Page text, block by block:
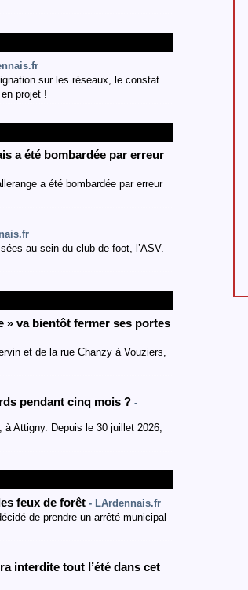
sur les réseaux, le constat
projet !
a été bombardée par erreur
a été bombardée par erreur
au sein du club de foot, l’ASV.
» va bientôt fermer ses portes
et de la rue Chanzy à Vouziers,
pendant cinq mois ? -
à Attigny. Depuis le 30 juillet 2026,
feux de forêt - LArdennais.fr
de prendre un arrêté municipal
interdite tout l’été dans cet